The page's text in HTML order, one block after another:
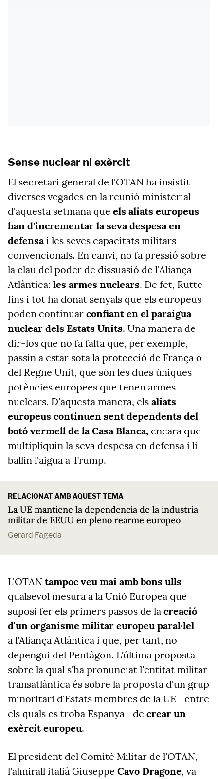
Sense nuclear ni exèrcit
El secretari general de l'OTAN ha insistit
diverses vegades en la reunió ministerial
d'aquesta setmana que els aliats europeus
han d'incrementar la seva despesa en
defensai les seves capacitats militars
convencionals. En canvi, no fa pressió sobre
la clau del poder de dissuasió de l'Aliança
Atlàntica: les armes nuclears. De fet, Rutte
fins i tot ha donat senyals que els europeus
poden continuar confiant en el paraigua
nuclear dels Estats Units. Una manera de
dir-los que no fa falta que, per exemple,
passin a estar sota la protecció de França o
del Regne Unit, que són les dues úniques
potències europees que tenen armes
nuclears. D'aquesta manera, els aliats
europeus continuen sent dependents del
botó vermell de la Casa Blanca, encara que
multipliquin la seva despesa en defensa i li
ballin l'aigua a Trump.
RELACIONAT AMB AQUEST TEMA
La UE mantiene la dependencia de la industria
militar de EEUU en pleno rearme europeo
Gerard Fageda
L'OTAN tampoc veu mai amb bons ulls
qualsevol mesura a la Unió Europea que
suposi fer els primers passos de la creació
d'un organisme militar europeu paral·lel
a l'Aliança Atlàntica i que, per tant, no
depengui del Pentàgon. L'última proposta
sobre la qual s'ha pronunciat l'entitat militar
transatlàntica és sobre la proposta d'un grup
minoritari d'Estats membres de la UE –entre
els quals es troba Espanya– de crear un
exèrcit europeu.
El president del Comitè Militar de l'OTAN,
l'almirall italià Giuseppe Cavo Dragone, va